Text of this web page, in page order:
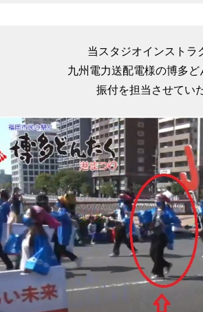
当スタジオインストラ
九州電力送配電様の博多ど
振付を担当させてい